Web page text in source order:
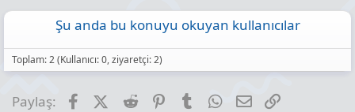
Şu anda bu konuyu okuyan kullanıcılar
Toplam: 2 (Kullanıcı: 0, ziyaretçi: 2)
Paylaş: FacebookX (Twitter)
Reddit PinterestTumblr WhatsApp
E-posta